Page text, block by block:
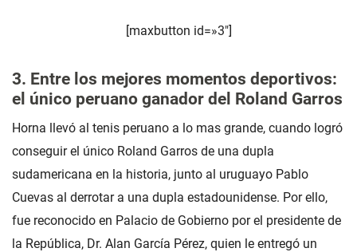
[maxbutton id=»3″]
3. Entre los mejores momentos deportivos:
el único peruano ganador del Roland Garros
Horna llevó al tenis peruano a lo mas grande, cuando logró
conseguir el único Roland Garros de una dupla
sudamericana en la historia, junto al uruguayo Pablo
Cuevas al derrotar a una dupla estadounidense. Por ello,
fue reconocido en Palacio de Gobierno por el presidente de
la República, Dr. Alan García Pérez, quien le entregó un